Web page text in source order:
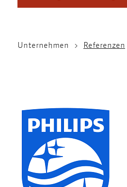
Pfadnavigation
Unternehmen Referenzen